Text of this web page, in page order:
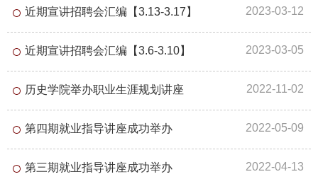
近期宣讲招聘会汇编【3.13-3.17】 2023-03-12
近期宣讲招聘会汇编【3.6-3.10】 2023-03-05
历史学院举办职业生涯规划讲座 2022-11-02
第四期就业指导讲座成功举办 2022-05-09
第三期就业指导讲座成功举办 2022-04-13